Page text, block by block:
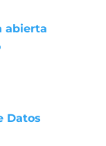
abierta
Datos